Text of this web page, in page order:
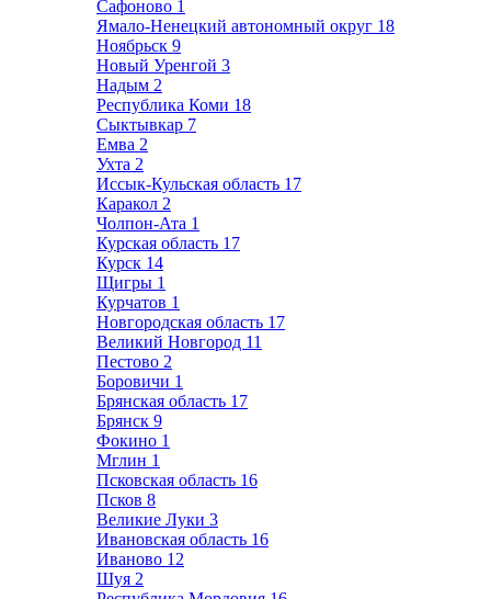
Сафоново 1
Ямало-Ненецкий автономный округ 18
Ноябрьск 9
Новый Уренгой 3
Надым 2
Республика Коми 18
Сыктывкар 7
Емва 2
Ухта 2
Иссык-Кульская область 17
Каракол 2
Чолпон-Ата 1
Курская область 17
Курск 14
Щигры 1
Курчатов 1
Новгородская область 17
Великий Новгород 11
Пестово 2
Боровичи 1
Брянская область 17
Брянск 9
Фокино 1
Мглин 1
Псковская область 16
Псков 8
Великие Луки 3
Ивановская область 16
Иваново 12
Шуя 2